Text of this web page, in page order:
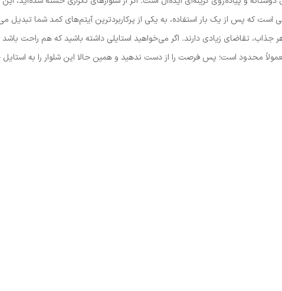
است که پس از یک بار استفاده، به یکی از پرکاربردترین آیتم‌های کمد شما
جذاب، تقاضای زیادی دارند. اگر می‌خواهید استایلی داشته باشید که هم راحت
محدود است؛ پس فرصت را از دست ندهید و همین حالا این شلوار را به استایل